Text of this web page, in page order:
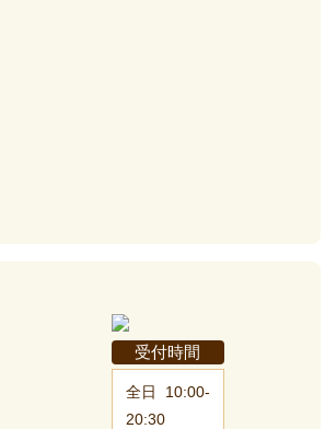
受付時間
全日
10:00-
20:30